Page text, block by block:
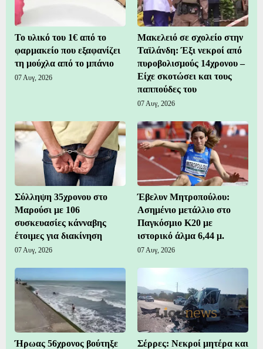
Το υλικό του 1€ από το
φαρμακείο που εξαφανίζει
τη μούχλα από το μπάνιο
07 Αυγ, 2026
Μακελειό σε σχολείο στην
Ταϊλάνδη: Έξι νεκροί από
πυροβολισμούς 14χρονου –
Είχε σκοτώσει και τους
παππούδες του
07 Αυγ, 2026
Σύλληψη 35χρονου στο
Μαρούσι με 106
συσκευασίες κάνναβης
έτοιμες για διακίνηση
07 Αυγ, 2026
Έβελυν Μητροπούλου:
Ασημένιο μετάλλιο στο
Παγκόσμιο Κ20 με
ιστορικό άλμα 6,44 μ.
07 Αυγ, 2026
Ήρωας 56χρονος βούτηξε
Σέρρες: Νεκροί μητέρα και